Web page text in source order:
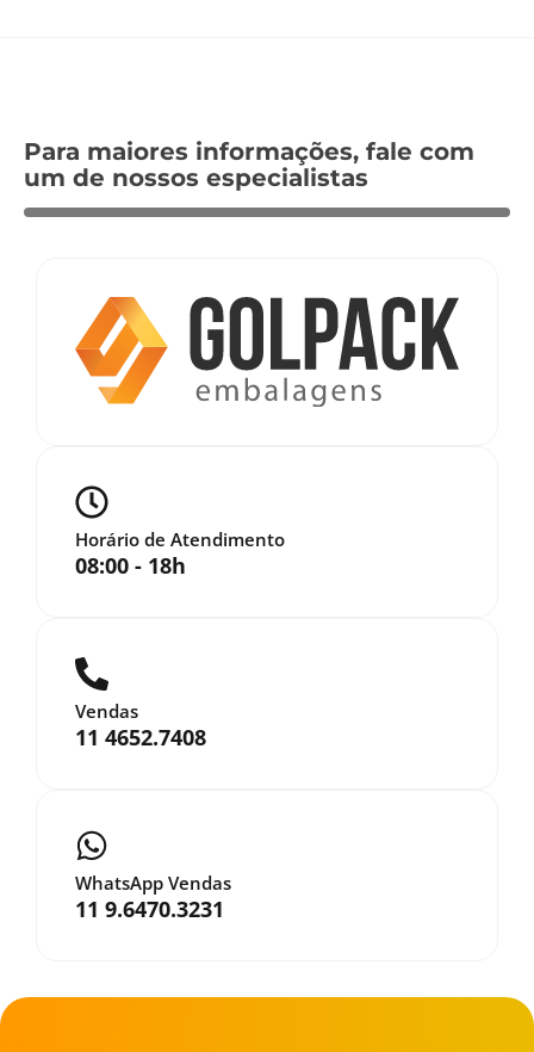
Para maiores informações, fale com
um de nossos especialistas
Horário de Atendimento
08:00 - 18h
Vendas
11 4652.7408
WhatsApp Vendas
11 9.6470.3231